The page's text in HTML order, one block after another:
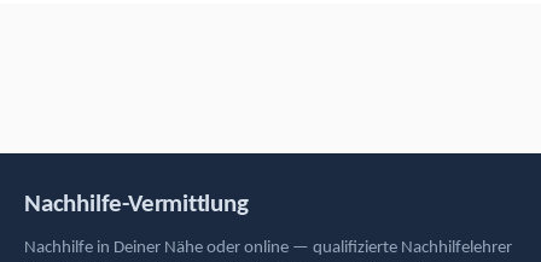
Nachhilfe-Vermittlung
Nachhilfe in Deiner Nähe oder online — qualifizierte Nachhilfelehrer